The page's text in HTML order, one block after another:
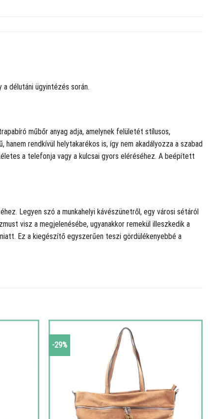
délutáni ügyintézés során.
műbőr anyag adja, amelynek felületét stílusos,
rendkívül helytakarékos is, így nem akadályozza a szabad
a telefonja vagy a kulcsai gyors eléréséhez. A beépített
Legyen szó a munkahelyi kávészünetről, egy városi sétáról
visz a megjelenésébe, ugyanakkor remekül illeszkedik a
Ez a kiegészítő egyszerűen teszi gördülékenyebbé a
-29%